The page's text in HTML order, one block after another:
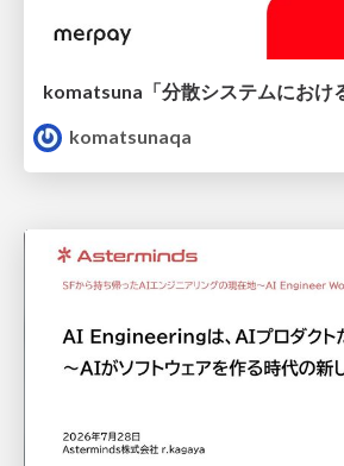
komatsuna「分散システムにおけ
komatsunaqa